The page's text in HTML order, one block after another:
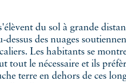
dessus des nuages
Les habitants se
tout le nécessaire et ils
terre en dehors de ces